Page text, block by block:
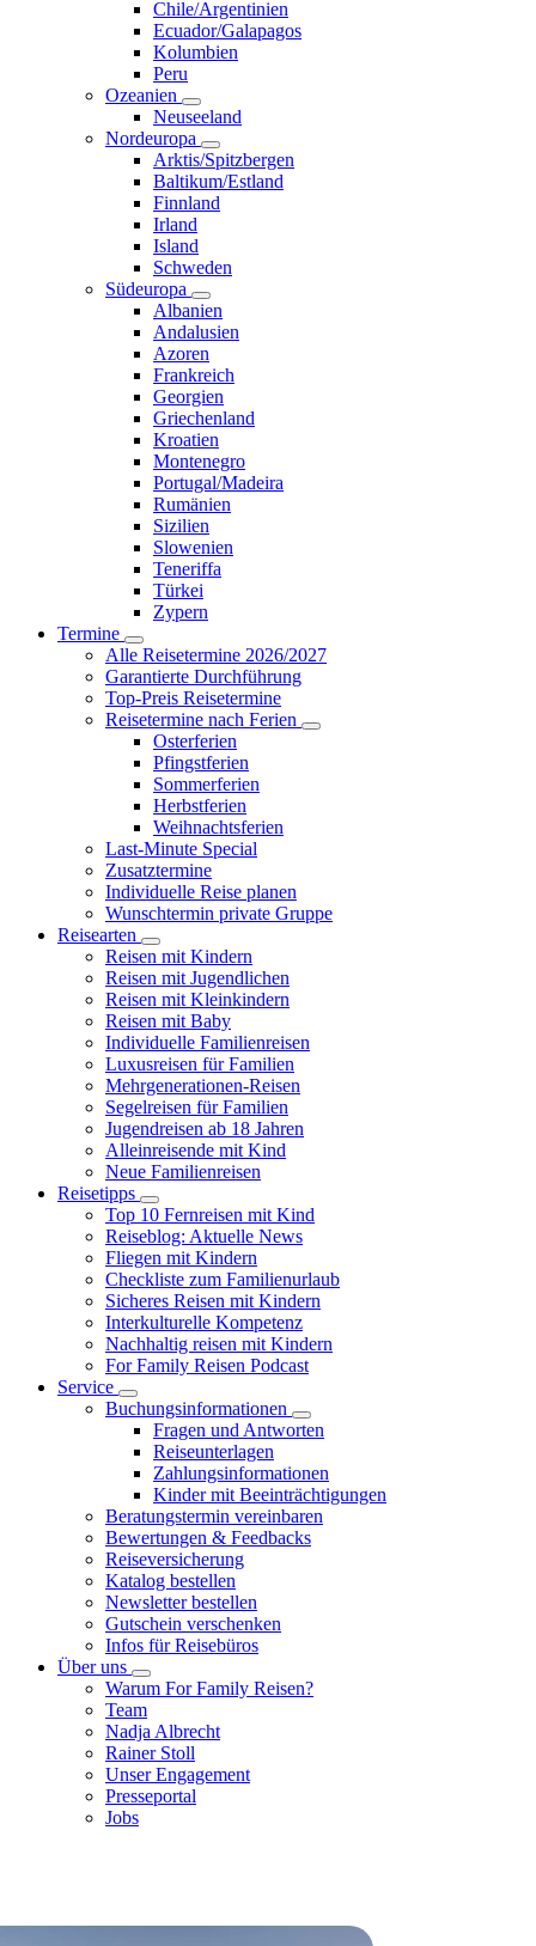
Chile/Argentinien
Ecuador/Galapagos
Kolumbien
Peru
Ozeanien
Neuseeland
Nordeuropa
Arktis/Spitzbergen
Baltikum/Estland
Finnland
Irland
Island
Schweden
Südeuropa
Albanien
Andalusien
Azoren
Frankreich
Georgien
Griechenland
Kroatien
Montenegro
Portugal/Madeira
Rumänien
Sizilien
Slowenien
Teneriffa
Türkei
Zypern
Termine
Alle Reisetermine 2026/2027
Garantierte Durchführung
Top-Preis Reisetermine
Reisetermine nach Ferien
Osterferien
Pfingstferien
Sommerferien
Herbstferien
Weihnachtsferien
Last-Minute Special
Zusatztermine
Individuelle Reise planen
Wunschtermin private Gruppe
Reisearten
Reisen mit Kindern
Reisen mit Jugendlichen
Reisen mit Kleinkindern
Reisen mit Baby
Individuelle Familienreisen
Luxusreisen für Familien
Mehrgenerationen-Reisen
Segelreisen für Familien
Jugendreisen ab 18 Jahren
Alleinreisende mit Kind
Neue Familienreisen
Reisetipps
Top 10 Fernreisen mit Kind
Reiseblog: Aktuelle News
Fliegen mit Kindern
Checkliste zum Familienurlaub
Sicheres Reisen mit Kindern
Interkulturelle Kompetenz
Nachhaltig reisen mit Kindern
For Family Reisen Podcast
Service
Buchungsinformationen
Fragen und Antworten
Reiseunterlagen
Zahlungsinformationen
Kinder mit Beeinträchtigungen
Beratungstermin vereinbaren
Bewertungen & Feedbacks
Reiseversicherung
Katalog bestellen
Newsletter bestellen
Gutschein verschenken
Infos für Reisebüros
Über uns
Warum For Family Reisen?
Team
Nadja Albrecht
Rainer Stoll
Unser Engagement
Presseportal
Jobs